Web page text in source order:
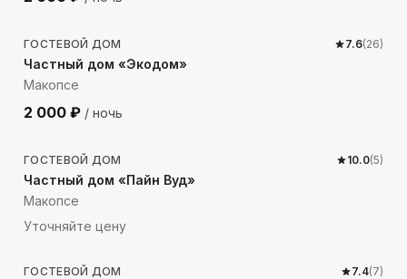
409м до моря
ГОСТЕВОЙ ДОМ 7.6(26)
Частный дом «Экодом»
Макопсе
2 000 ₽ / ночь
209м до моря
ГОСТЕВОЙ ДОМ 10.0(5)
Частный дом «Пайн Вуд»
Макопсе
Уточняйте цену
388м до моря
ГОСТЕВОЙ ДОМ 7.4(7)